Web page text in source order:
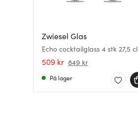
Zwiesel Glas
Echo cocktailglass 4 stk 27,5 cl
klar
509 kr 849 kr
På lager